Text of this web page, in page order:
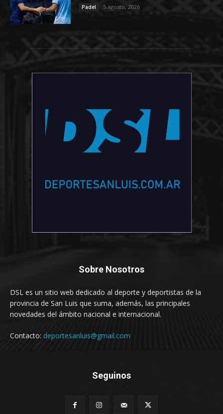
Padel 5 agosto, 2026
Sobre Nosotros
DSL es un sitio web dedicado al deporte y deportistas de la
provincia de San Luis que suma, además, las principales
novedades del ámbito nacional e internacional.
Contacto: deportesanluis@gmail.com
Seguinos